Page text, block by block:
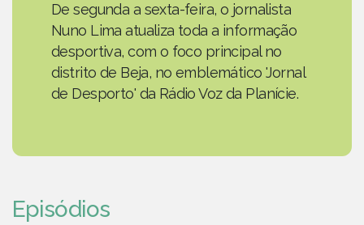
De segunda a sexta-feira, o jornalista
Nuno Lima atualiza toda a informação
desportiva, com o foco principal no
distrito de Beja, no emblemático 'Jornal
de Desporto' da Rádio Voz da Planície.
Episódios